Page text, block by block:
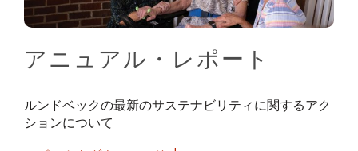
アニュアル・レポート
ルンドベックの最新のサステナビリティに関するアク
ションについて